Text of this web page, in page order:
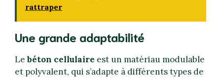
rattraper
Une grande adaptabilité
Lebéton cellulaire est un matériau modulable
et polyvalent, qui s’adapte à différents types de